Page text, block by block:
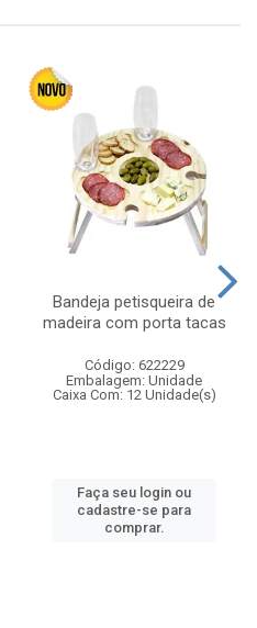
Bandeja petisqueira de
madeira com porta tacas
Código: 622229
Embalagem: Unidade
Caixa Com: 12 Unidade(s)
Faça seu login ou
cadastre-se para
comprar.